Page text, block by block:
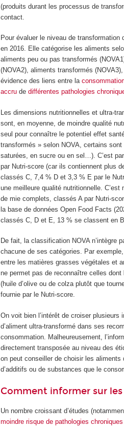
(produits durant les processus de
contact.
Pour évaluer le niveau de
en 2016. Elle catégorise les aliments
aliments peu ou pas transformés
(NOVA2), aliments transformés
évidence des liens entre la
accru dedifférentes pathologies
Les dimensions nutritionnelles et ultra-
sont, en moyenne, de moindre qualité
seul pour connaître le potentiel effet
transformés » selon NOVA, certains
saturées, en sucre ou en sel…). C’est
par Nutri-score (car ils contiennent plus
classés C, 7,4 % D et 3,3 % E par le
une meilleure qualité nutritionnelle.
de mie complets, classés A par Nutri-
la base de données Open Food Facts
classés C, D et E, 13 % se classent en
De fait, la classification NOVA n’intègre
chacune de ses catégories. Par
entre les matières grasses végétales et
ne permet pas de reconnaître celles
(huile d’olive ou de colza plutôt que
fournie par le Nutri-score.
On voit bien l’intérêt de croiser plusieurs
d’aliment ultra-transformé dans ses
consommation. Malheureusement,
directement transposée au niveau des
on peut conseiller de choisir les
d’additifs ou de substances que le
Comment informer sur
Un nombre croissant d’études
moindre risque de pathologies chroniques